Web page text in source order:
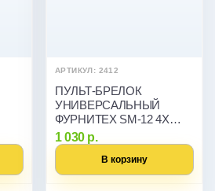
АРТИКУЛ: 2412
ПУЛЬТ-БРЕЛОК
УНИВЕРСАЛЬНЫЙ
ФУРНИТЕХ SM-12 4Х
КАНАЛЬНЫЙ
1 030 р.
В корзину